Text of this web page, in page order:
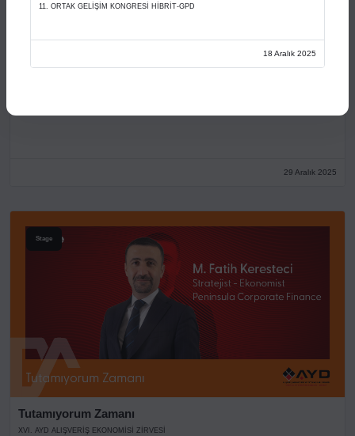
29 Aralık 2025
Stage
Tutamıyorum Zamanı
XVI. AYD ALIŞVERİŞ EKONOMİSİ ZİRVESİ
11. ORTAK GELİŞİM KONGRESİ HİBRİT-GPD
18 Aralık 2025